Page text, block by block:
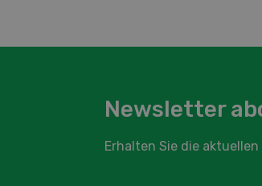
Newsletter
Erhalten Sie die